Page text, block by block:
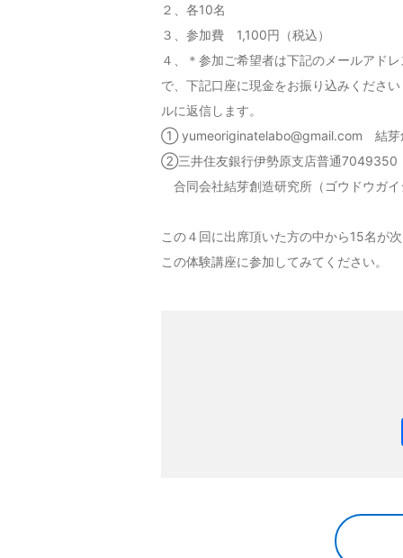
２、各10名
３、参加費 1,100円（税込）
４、＊参加ご希望者は下記のメールアド
で、下記口座に現金をお振り込みくださ
ルに返信します。
① yumeoriginatelabo@gmail.com 結芽
②三井住友銀行伊勢原支店普通7049350
合同会社結芽創造研究所（ゴウドウガ
この４回に出席頂いた方の中から15名が
この体験講座に参加してみてください。